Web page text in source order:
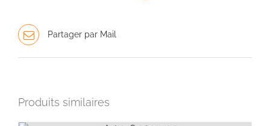
Partager par Mail
Produits similaires